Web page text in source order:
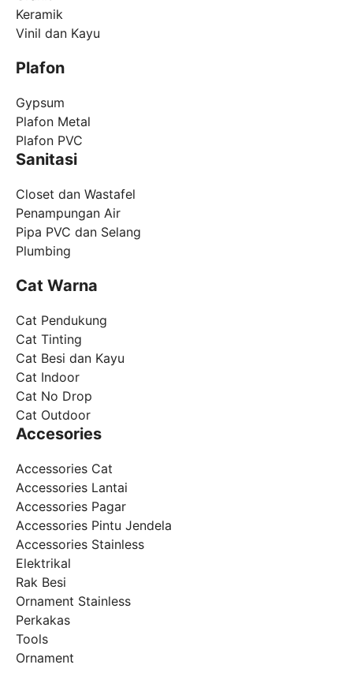
Keramik
Vinil dan Kayu
Plafon
Gypsum
Plafon Metal
Plafon PVC
Sanitasi
Closet dan Wastafel
Penampungan Air
Pipa PVC dan Selang
Plumbing
Cat Warna
Cat Pendukung
Cat Tinting
Cat Besi dan Kayu
Cat Indoor
Cat No Drop
Cat Outdoor
Accesories
Accessories Cat
Accessories Lantai
Accessories Pagar
Accessories Pintu Jendela
Accessories Stainless
Elektrikal
Rak Besi
Ornament Stainless
Perkakas
Tools
Ornament